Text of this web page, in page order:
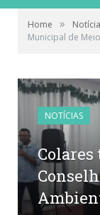
Home »
Municipal de
NOTÍCIAS
Colares